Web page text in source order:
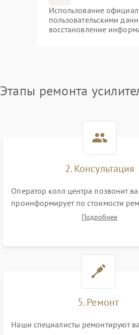
Использование
пользовательскими
восстановление
Этапы ремонта
2. Консультация
Оператор колл центра позвонит
проинформирует по стоимости
усилителя а также ответит на все
Подробнее
5. Ремонт
Наши специалисты ремонтируют